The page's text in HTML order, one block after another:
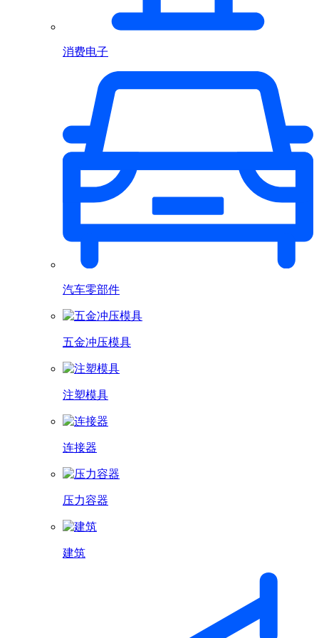
消费电子
汽车零部件
五金冲压模具
注塑模具
连接器
压力容器
建筑